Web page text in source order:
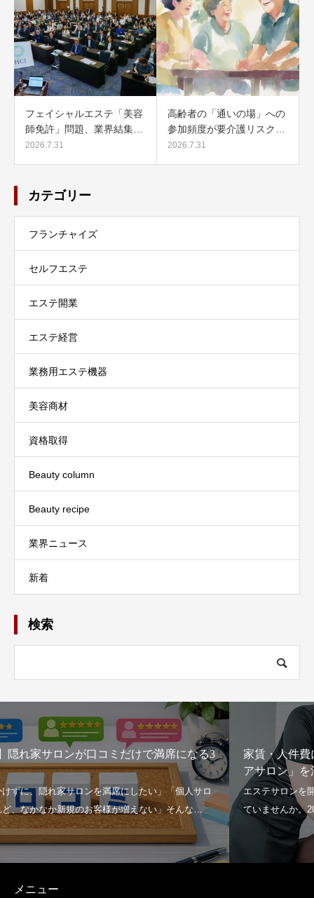
フェイシャルエステ「美容
師免許」問題、業界結集…
2026.7.31
高齢者の「通いの場」への
参加頻度が要介護リスク…
2026.7.31
カテゴリー
フランチャイズ
セルフエステ
エステ開業
エステ経営
業務用エステ機器
美容商材
資格取得
Beauty column
Beauty recipe
業界ニュース
新着
検索
家賃・人件費に圧迫されない！ 2026年に選ぶべき「シェ
アサロン」を活用したローリスク開業
メニュー